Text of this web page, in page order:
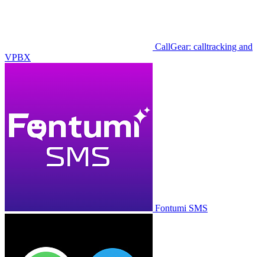
CallGear: calltracking and
VPBX
Fontumi SMS